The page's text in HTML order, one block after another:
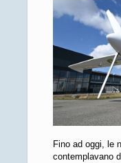
Fino ad oggi, le
contemplavano